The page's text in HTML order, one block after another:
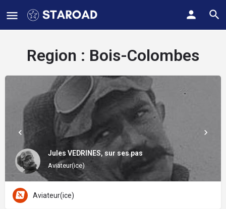
Region : Bois-Colombes
Jules VEDRINES, sur ses pas
Aviateur(ice)
Aviateur(ice)